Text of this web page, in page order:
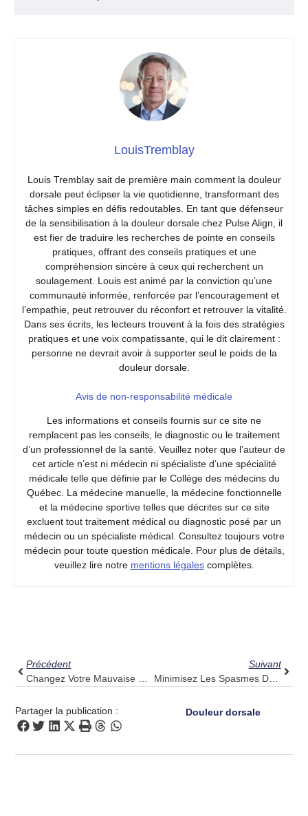
LouisTremblay
Louis Tremblay sait de première main comment la douleur
dorsale peut éclipser la vie quotidienne, transformant des
tâches simples en défis redoutables. En tant que défenseur
de la sensibilisation à la douleur dorsale chez Pulse Align, il
est fier de traduire les recherches de pointe en conseils
pratiques, offrant des conseils pratiques et une
compréhension sincère à ceux qui recherchent un
soulagement. Louis est animé par la conviction qu’une
communauté informée, renforcée par l’encouragement et
l’empathie, peut retrouver du réconfort et retrouver la vitalité.
Dans ses écrits, les lecteurs trouvent à la fois des stratégies
pratiques et une voix compatissante, qui le dit clairement :
personne ne devrait avoir à supporter seul le poids de la
douleur dorsale.
Avis de non-responsabilité médicale
Les informations et conseils fournis sur ce site ne
remplacent pas les conseils, le diagnostic ou le traitement
d’un professionnel de la santé. Veuillez noter que l’auteur de
cet article n’est ni médecin ni spécialiste d’une spécialité
médicale telle que définie par le Collège des médecins du
Québec. La médecine manuelle, la médecine fonctionnelle
et la médecine sportive telles que décrites sur ce site
excluent tout traitement médical ou diagnostic posé par un
médecin ou un spécialiste médical. Consultez toujours votre
médecin pour toute question médicale. Pour plus de détails,
veuillez lire notre mentions légalescomplètes.
Précédent
Suivant
Minimisez Les Spasmes Du Cou : Découvrez Les Effets Apaisants De Pulse Align
Partager la publication : Douleur dorsale